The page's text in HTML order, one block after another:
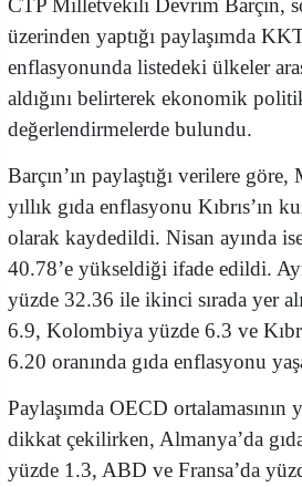
CTP Milletvekili Devrim Barçın,
üzerinden yaptığı paylaşımda
enflasyonunda listedeki ülkeler
aldığını belirterek ekonomik
değerlendirmelerde bulundu.
Barçın’ın paylaştığı verilere
yıllık gıda enflasyonu Kıbrıs’ın
olarak kaydedildi. Nisan ayında
40.78’e yükseldiği ifade edildi.
yüzde 32.36 ile ikinci sırada yer
6.9, Kolombiya yüzde 6.3 ve
6.20 oranında gıda enflasyonu
Paylaşımda OECD
dikkat çekilirken, Almanya’da
yüzde 1.3, ABD ve Fransa’da